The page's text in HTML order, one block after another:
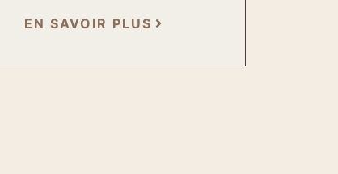
EN SAVOIR PLUS